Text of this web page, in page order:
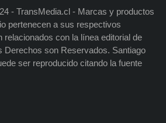
- TransMedia.cl - Marcas y productos
pertenecen a sus respectivos
relacionados con la línea editorial de
Derechos son Reservados. Santiago
ser reproducido citando la fuente